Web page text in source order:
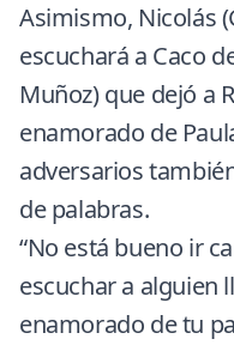
Asimismo, Nicolás
escuchará a Caco
Muñoz) que dejó a
enamorado de
adversarios
de palabras.
“No está bueno ir
escuchar a alguien
enamorado de tu